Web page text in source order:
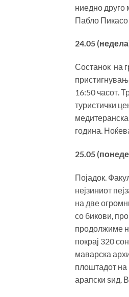
ниедно друго
Пабло
24.05
Состанок на
16:50 часот.
туристички
година.
25.05
Појадок.
нејзиниот
на две
со бикови,
продолжиме
покрај 320
маварска
плоштадот на
арапски ѕид.